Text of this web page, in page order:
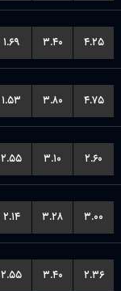
۱.۶۹ ۳.۴۰ ۴.۲۵
۱.۵۳ ۳.۸۰ ۴.۷۵
۲.۵۵ ۳.۱۰ ۲.۶۰
۲.۱۴ ۳.۲۸ ۳.۰۰
۲.۵۵ ۳.۴۰ ۲.۳۶